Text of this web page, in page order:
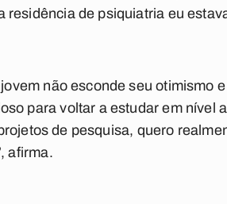
de psiquiatria eu
não esconde seu otimismo
para voltar a estudar em nível
de pesquisa, quero
afirma.